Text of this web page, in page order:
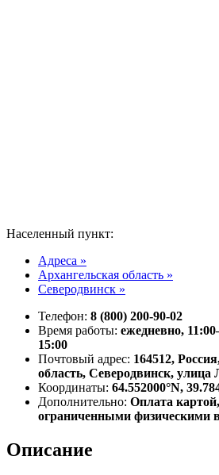
Населенный пункт:
Адреса »
Архангельская область »
Северодвинск »
Телефон: 8 (800) 200-90-02
Время работы: ежедневно,
15:00
Почтовый адрес: 164512,
область, Северодвинск, улица
Координаты: 64.552000°N,
Дополнительно: Оплата
ограниченными физическими
Описание